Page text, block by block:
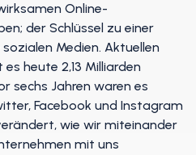
Online-
der Schlüssel zu einer
Medien. Aktuellen
heute 2,13 Milliarden
sechs Jahren waren es
Facebook und Instagram
wie wir miteinander
mit uns